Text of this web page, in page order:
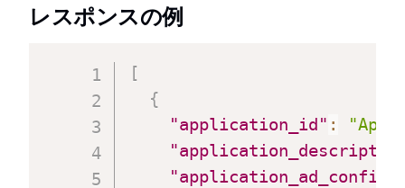
レスポンスの例
[
{
"application_id" :